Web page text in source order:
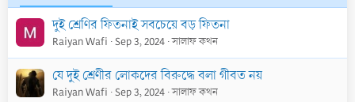
দুই শ্রেণির ফিতনাই সবচেয়ে বড় ফিতনা
Raiyan Wafi Sep 3, 2024 সালাফ কথন
যে দুই শ্রেণীর লোকদের বিরুদ্ধে বলা গীবত নয়
Raiyan Wafi Sep 3, 2024 সালাফ কথন